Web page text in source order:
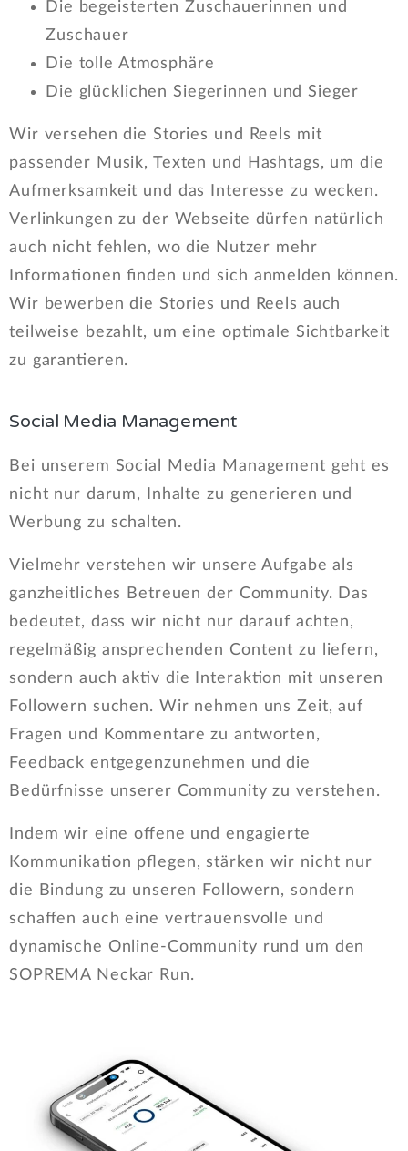
Die begeisterten Zuschauerinnen und
Zuschauer
Die tolle Atmosphäre
Die glücklichen Siegerinnen und Sieger
Wir versehen die Stories und Reels mit
passender Musik, Texten und Hashtags, um die
Aufmerksamkeit und das Interesse zu wecken.
Verlinkungen zu der Webseite dürfen natürlich
auch nicht fehlen, wo die Nutzer mehr
Informationen finden und sich anmelden können.
Wir bewerben die Stories und Reels auch
teilweise bezahlt, um eine optimale Sichtbarkeit
zu garantieren.
Social Media Management
Bei unserem Social Media Management geht es
nicht nur darum, Inhalte zu generieren und
Werbung zu schalten.
Vielmehr verstehen wir unsere Aufgabe als
ganzheitliches Betreuen der Community. Das
bedeutet, dass wir nicht nur darauf achten,
regelmäßig ansprechenden Content zu liefern,
sondern auch aktiv die Interaktion mit unseren
Followern suchen. Wir nehmen uns Zeit, auf
Fragen und Kommentare zu antworten,
Feedback entgegenzunehmen und die
Bedürfnisse unserer Community zu verstehen.
Indem wir eine offene und engagierte
Kommunikation pflegen, stärken wir nicht nur
die Bindung zu unseren Followern, sondern
schaffen auch eine vertrauensvolle und
dynamische Online-Community rund um den
SOPREMA Neckar Run.